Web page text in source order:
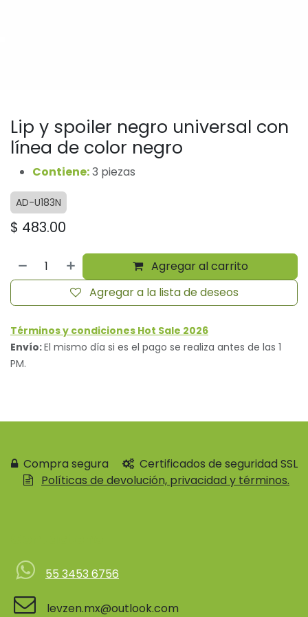
Lip y spoiler negro universal con
línea de color negro
Contiene:3 piezas
AD-U183N
$ 483.00
Agregar al carrito
Agregar a la lista de deseos
Términos y condiciones Hot Sale 2026
Envío:El mismo día si es el pago se realiza antes de las 1
PM.
Compra segura
Certificados de seguridad SSL
Políticas de devolución, privacidad y términos.
55 3453 6756
levzen.mx@outlook.com